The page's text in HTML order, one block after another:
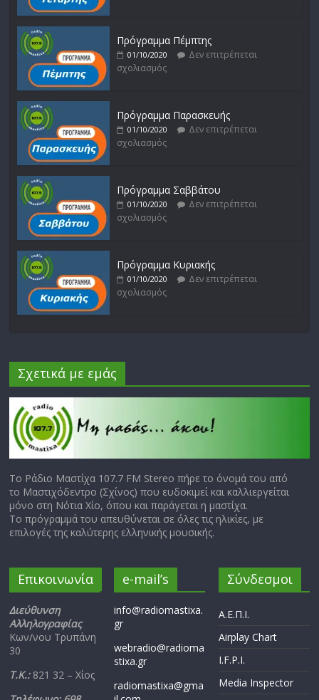
Πρόγραμμα Πέμπτης
01/10/2020
Δεν επιτρέπεται
σχολιασμός
Πρόγραμμα Παρασκευής
01/10/2020
Δεν επιτρέπεται
σχολιασμός
Πρόγραμμα Σαββάτου
01/10/2020
Δεν επιτρέπεται
σχολιασμός
Πρόγραμμα Κυριακής
01/10/2020
Δεν επιτρέπεται
σχολιασμός
Σχετικά με εμάς
Το Ράδιο Μαστίχα 107.7 FM Stereo πήρε το όνομά του από
το Μαστιχόδεντρο (Σχίνος) που ευδοκιμεί και καλλιεργείται
μόνο στη Νότια Χίο, όπου και παράγεται η μαστίχα.
Το πρόγραμμά του απευθύνεται σε όλες τις ηλικίες, με
επιλογές της καλύτερης ελληνικής μουσικής.
Επικοινωνία
Διεύθυνση
Αλληλογραφίας
Κων/νου Τρυπάνη
30
Τ.Κ.: 821 32 – Χίος
e-mail’s
info@radiomastixa.
gr
webradio@radioma
stixa.gr
radiomastixa@gma
Σύνδεσμοι
Α.Ε.Π.Ι.
Airplay Chart
I.F.P.I.
Media Inspector